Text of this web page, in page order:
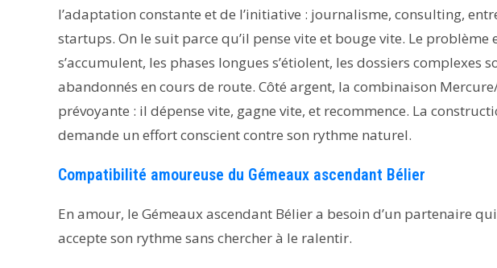
l’adaptation constante et de l’initiative : journalisme, consulting,
startups. On le suit parce qu’il pense vite et bouge vite. Le problème
s’accumulent, les phases longues s’étiolent, les dossiers complexes
abandonnés en cours de route. Côté argent, la combinaison
prévoyante : il dépense vite, gagne vite, et recommence. La
demande un effort conscient contre son rythme naturel.
Compatibilité amoureuse du Gémeaux ascendant Bélier
En amour, le Gémeaux ascendant Bélier a besoin d’un partenaire
accepte son rythme sans chercher à le ralentir.